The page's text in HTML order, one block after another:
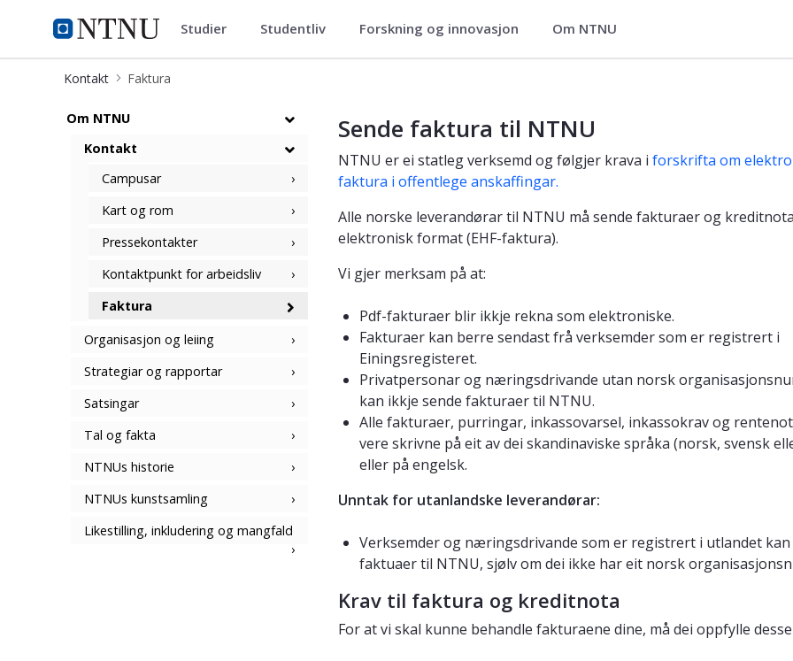
NTNU Hjemmeside
ntnu.no Studier Studentliv Forskning og innovasjon Om NTNU
Kontakt Faktura
FakturaOm NTNU
Kontakt
Campusar
Kart og rom
Pressekontakter
Kontaktpunkt for arbeidsliv
Faktura
Organisasjon og leiing
Strategiar og rapportar
Satsingar
Tal og fakta
NTNUs historie
NTNUs kunstsamling
Likestilling, inkludering og mangfald
Sende faktura til NTNU
NTNU er ei statleg verksemd og følgjer krava i forskrifta om
faktura i offentlege anskaffingar.
Alle norske leverandørar til NTNU må sende fakturaer og
elektronisk format (EHF-faktura).
Vi gjer merksam på at:
Pdf-fakturaer blir ikkje rekna som elektroniske.
Fakturaer kan berre sendast frå verksemder som er registrert i
Einingsregisteret.
Privatpersonar og næringsdrivande utan norsk
kan ikkje sende fakturaer til NTNU.
Alle fakturaer, purringar, inkassovarsel, inkassokrav og
vere skrivne på eit av dei skandinaviske språka (norsk, svensk
eller på engelsk.
Unntak for utanlandske leverandørar:
Verksemder og næringsdrivande som er registrert i utlandet kan
faktuaer til NTNU, sjølv om dei ikke har eit norsk
Krav til faktura og kreditnota
For at vi skal kunne behandle fakturaene dine, må dei oppfylle